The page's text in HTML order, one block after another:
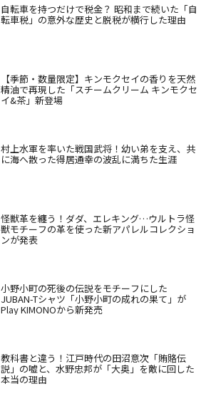
自転車を持つだけで税金？ 昭和まで続いた「自
転車税」の意外な歴史と脱税が横行した理由
【季節・数量限定】キンモクセイの香りを天然
精油で再現した「スチームクリーム キンモクセ
イ&茶」新登場
村上水軍を率いた戦国武将！幼い弟を支え、共
に海へ散った得居通幸の波乱に満ちた生涯
怪獣革を纏う！ダダ、エレキング…ウルトラ怪
獣モチーフの革を使った新アパレルコレクショ
ンが発表
小野小町の死後の伝説をモチーフにした
JUBAN-Tシャツ「小野小町の成れの果て」が
Play KIMONOから新発売
教科書と違う！江戸時代の田沼意次「賄賂伝
説」の嘘と、水野忠邦が「大奥」を敵に回した
本当の理由